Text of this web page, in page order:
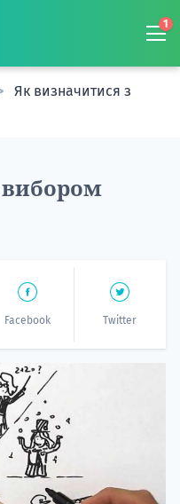
1
Як визначитися з
Facebook Twitter